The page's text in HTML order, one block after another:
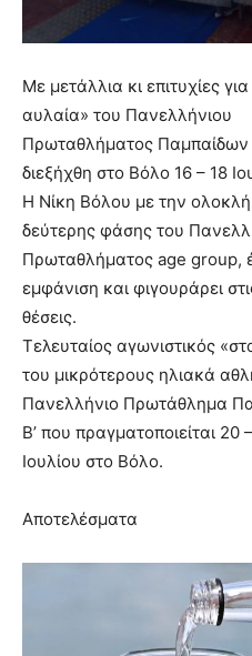
Με μετάλλια κι επιτυχίες
αυλαία» του Πανελλήνιου
Πρωταθλήματος Παμπαίδων
διεξήχθη στο Βόλο 16 – 18
Η Νίκη Βόλου με την
δεύτερης φάσης του
Πρωταθλήματος age group,
εμφάνιση και φιγουράρει
θέσεις.
Τελευταίος αγωνιστικός
του μικρότερους ηλιακά
Πανελλήνιο Πρωτάθλημα
Β’ που πραγματοποιείται 20
Ιουλίου στο Βόλο.
Αποτελέσματα